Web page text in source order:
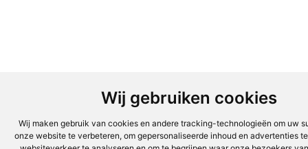
Wij gebruiken cookies
Wij maken gebruik van cookies en andere tracking-technologieën om uw
onze website te verbeteren, om gepersonaliseerde inhoud en advertenties